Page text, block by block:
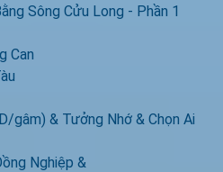
Sông Cửu Long - Phần 1
Can
gâm) & Tưởng Nhớ & Chọn Ai
Nghiệp &